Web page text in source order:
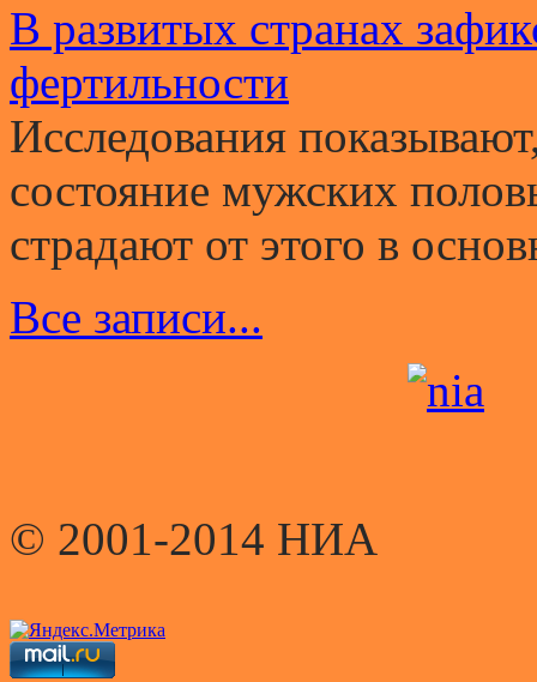
В развитых странах
фертильности
Исследования
состояние мужских
страдают от этого в
Все записи...
© 2001-2014 НИА